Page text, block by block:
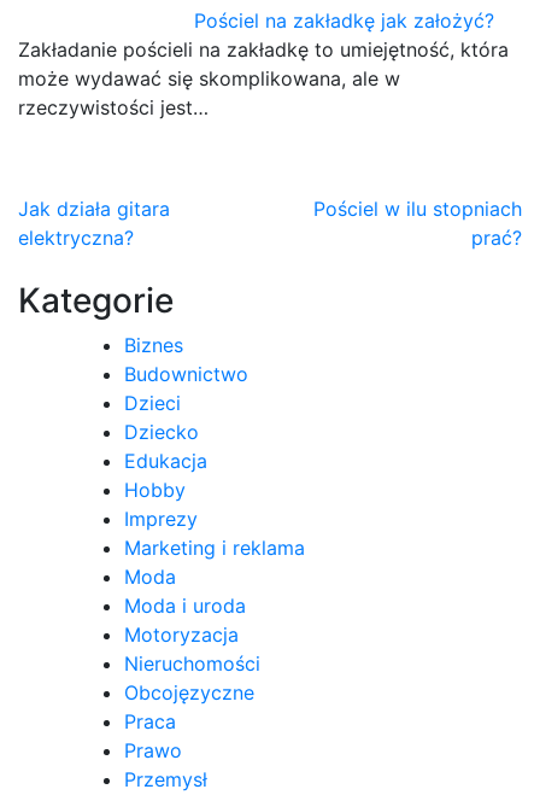
Pościel na zakładkę jak założyć?
Zakładanie pościeli na zakładkę to umiejętność, która
może wydawać się skomplikowana, ale w
rzeczywistości jest…
Nawigacja
wpisu
Jak działa gitara
elektryczna?
Pościel w ilu stopniach
prać?
Kategorie
Biznes
Budownictwo
Dzieci
Dziecko
Edukacja
Hobby
Imprezy
Marketing i reklama
Moda
Moda i uroda
Motoryzacja
Nieruchomości
Obcojęzyczne
Praca
Prawo
Przemysł